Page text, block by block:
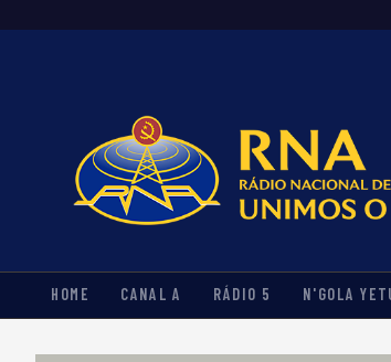
HOME CANAL A RÁDIO 5 N'GOLA